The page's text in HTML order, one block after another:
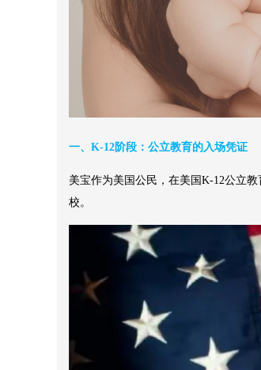
一、K-12阶段：公立教育的入场凭证
美宝作为美国公民，在美国K-12公立
校。